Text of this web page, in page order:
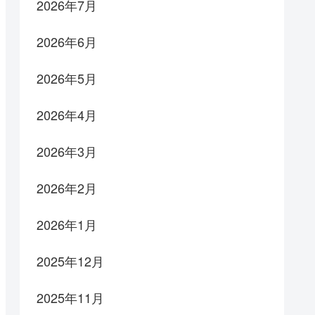
2026年7月
2026年6月
2026年5月
2026年4月
2026年3月
2026年2月
2026年1月
2025年12月
2025年11月